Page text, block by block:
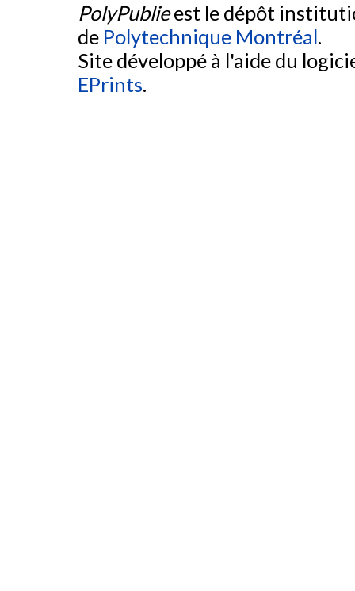
PolyPublieest le dépôt
de Polytechnique Montréal.
Site développé à l'aide du
EPrints.